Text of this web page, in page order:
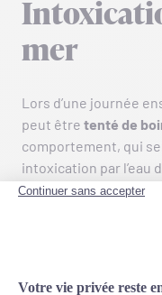
mer
Lors d’une journée
peut être tenté de
comportement, qui
intoxication par l’eau
des symptômes tels
dans les cas plus
comme des
équilibre